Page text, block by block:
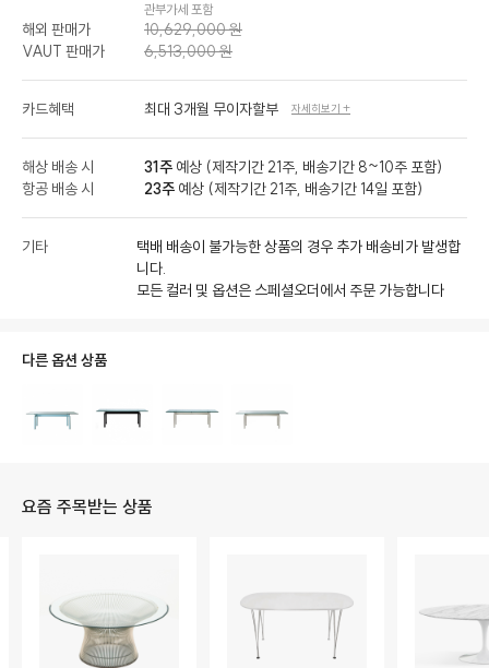
해외 판매가
10,629,000 원
VAUT 판매가
6,513,000 원
관부가세 포함
카드혜택 최대 3개월 무이자할부 자세히보기 +
해상 배송 시 31주 예상 (제작기간 21주, 배송기간 8~10주 포함)
항공 배송 시
23주 예상 (제작기간 21주, 배송기간 14일 포함)
기타
택배 배송이 불가능한 상품의 경우 추가 배송비가 발생합
니다.
모든 컬러 및 옵션은 스페셜오더에서 주문 가능합니다
다른 옵션 상품
요즘 주목받는 상품